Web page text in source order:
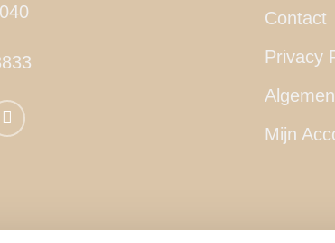
Contact
Privacy
Mijn